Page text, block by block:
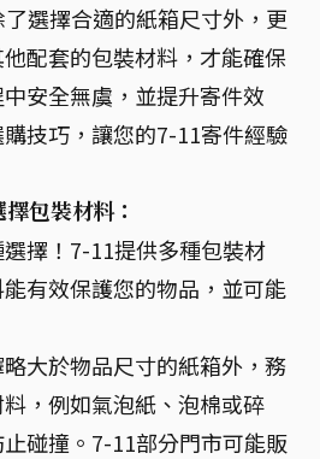
選擇合適的紙箱尺寸外，更
配套的包裝材料，才能確保
安全無虞，並提升寄件效
技巧，讓您的7-11寄件經驗
包裝材料：
擇！7-11提供多種包裝材
有效保護您的物品，並可能
大於物品尺寸的紙箱外，務
，例如氣泡紙、泡棉或碎
碰撞。7-11部分門市可能販